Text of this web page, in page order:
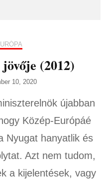
(2012)
10, 2020
újabban
Közép-Európáé
Nyugat hanyatlik és
Azt nem tudom,
a kijelentések, vagy